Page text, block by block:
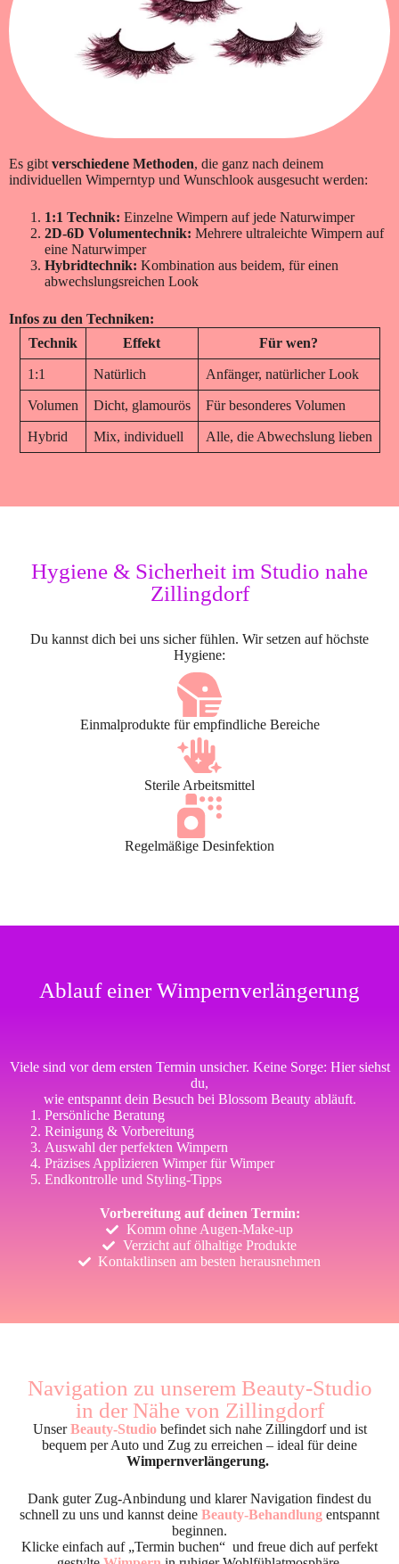
Es gibt verschiedene Methoden, die ganz nach deinem
individuellen Wimperntyp und Wunschlook ausgesucht werden:
1:1 Technik: Einzelne Wimpern auf jede Naturwimper
2D-6D Volumentechnik: Mehrere ultraleichte Wimpern auf
eine Naturwimper
Hybridtechnik: Kombination aus beidem, für einen
abwechslungsreichen Look
Infos zu den Techniken:
Technik
Effekt Für wen?
1:1 Natürlich Anfänger, natürlicher Look
Volumen Dicht, glamourös Für besonderes Volumen
Hybrid Mix, individuell Alle, die Abwechslung lieben
Hygiene & Sicherheit im Studio nahe
Zillingdorf
Du kannst dich bei uns sicher fühlen. Wir setzen auf höchste
Hygiene:
Einmalprodukte für empfindliche Bereiche
Sterile Arbeitsmittel
Regelmäßige Desinfektion
Ablauf einer Wimpernverlängerung
Viele sind vor dem ersten Termin unsicher. Keine Sorge: Hier siehst
du,
wie entspannt dein Besuch bei Blossom Beauty abläuft.
Persönliche Beratung
Reinigung & Vorbereitung
Auswahl der perfekten Wimpern
Präzises Applizieren Wimper für Wimper
Endkontrolle und Styling-Tipps
Vorbereitung auf deinen Termin:
Komm ohne Augen-Make-up
Verzicht auf ölhaltige Produkte
Kontaktlinsen am besten herausnehmen
Navigation zu unserem Beauty-Studio
in der Nähe von Zillingdorf
UnserBeauty-Studiobefindet sich nahe Zillingdorf und ist
bequem per Auto und Zug zu erreichen – ideal für deine
Wimpernverlängerung.
Dank guter Zug-Anbindung und klarer Navigation findest du
schnell zu uns und kannst deine Beauty-Behandlung entspannt
beginnen.
Klicke einfach auf „Termin buchen“ und freue dich auf perfekt